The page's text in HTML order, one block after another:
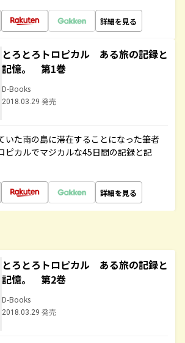
詳細を見る
とろとろトロピカル ある旅の記録と
記憶。 第1巻
D-Books
2018.03.29 発売
いた南の島に滞在することになった筆者
ピカルでマジカルな45日間の記録と記
詳細を見る
とろとろトロピカル ある旅の記録と
記憶。 第2巻
D-Books
2018.03.29 発売